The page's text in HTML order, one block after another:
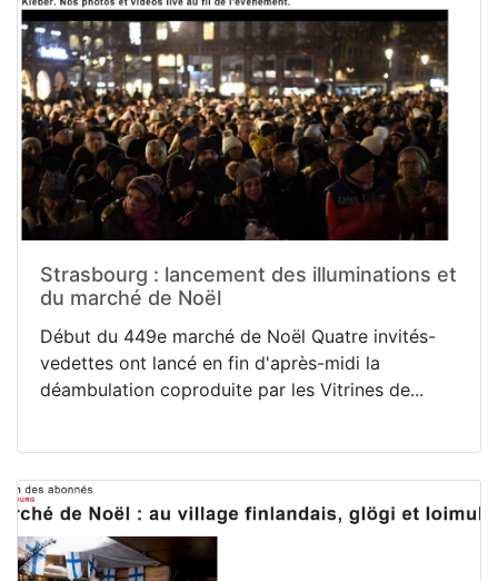
Strasbourg : lancement des illuminations et
du marché de Noël
Début du 449e marché de Noël Quatre invités-
vedettes ont lancé en fin d'après-midi la
déambulation coproduite par les Vitrines de...